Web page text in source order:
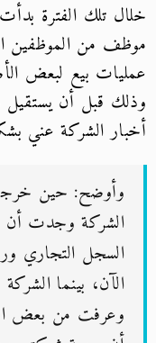
خلال تلك الفترة
موظف من الموظفين
عمليات بيع لبعض
وذلك قبل أن
أخبار الشركة عني
وأوضح: حين
الشركة وجدت أن
السجل التجاري
الآن، بينما
وعرفت من بعض